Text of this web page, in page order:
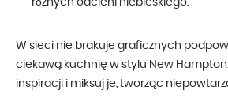
różnych odcieni niebieskiego.
W sieci nie brakuje graficznych
ciekawą kuchnię w stylu New
inspiracji i miksuj je, tworząc